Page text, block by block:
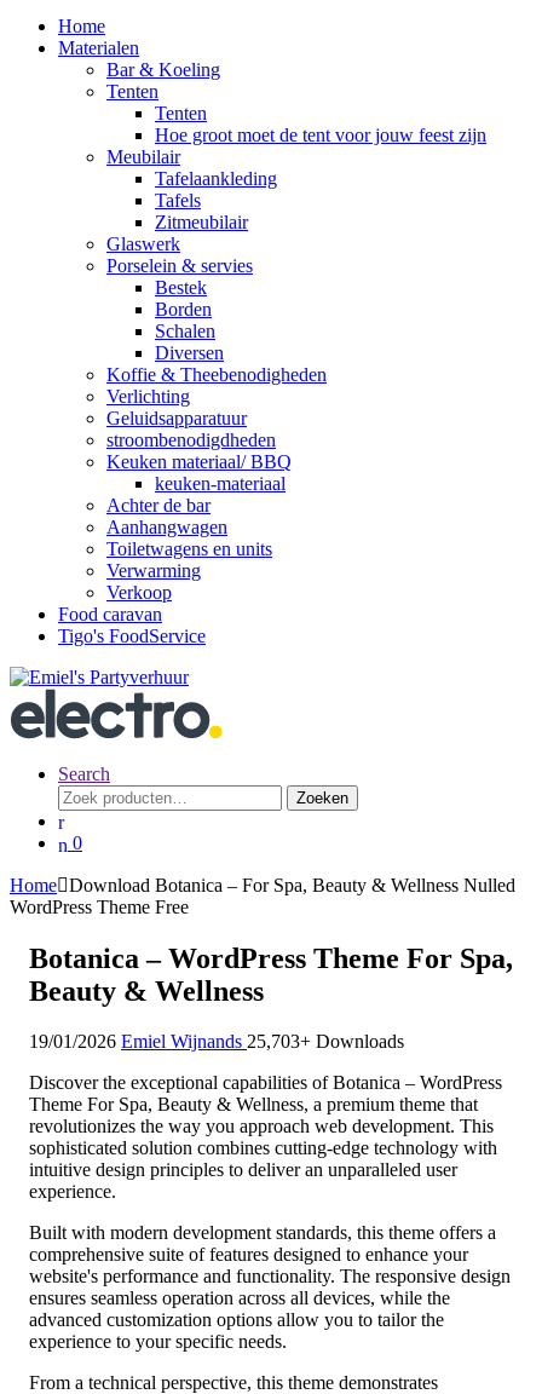
Home
Materialen
Bar & Koeling
Tenten
Tenten
Hoe groot moet de tent voor jouw feest zijn
Meubilair
Tafelaankleding
Tafels
Zitmeubilair
Glaswerk
Porselein & servies
Bestek
Borden
Schalen
Diversen
Koffie & Theebenodigheden
Verlichting
Geluidsapparatuur
stroombenodigdheden
Keuken materiaal/ BBQ
keuken-materiaal
Achter de bar
Aanhangwagen
Toiletwagens en units
Verwarming
Verkoop
Food caravan
Tigo's FoodService
Search
Zoeken
naar:
Zoeken
0
Home Download Botanica – For Spa, Beauty & Wellness Nulled
WordPress Theme Free
Botanica – WordPress Theme For Spa,
Beauty & Wellness
19/01/2026 Emiel Wijnands 25,703+ Downloads
Discover the exceptional capabilities of Botanica – WordPress
Theme For Spa, Beauty & Wellness, a premium theme that
revolutionizes the way you approach web development. This
sophisticated solution combines cutting-edge technology with
intuitive design principles to deliver an unparalleled user
experience.
Built with modern development standards, this theme offers a
comprehensive suite of features designed to enhance your
website's performance and functionality. The responsive design
ensures seamless operation across all devices, while the
advanced customization options allow you to tailor the
experience to your specific needs.
From a technical perspective, this theme demonstrates